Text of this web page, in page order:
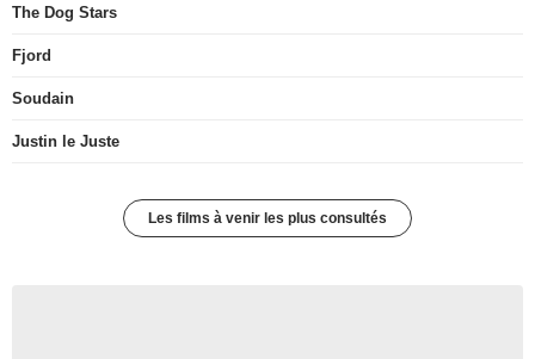
The Dog Stars
Fjord
Soudain
Justin le Juste
Les films à venir les plus consultés